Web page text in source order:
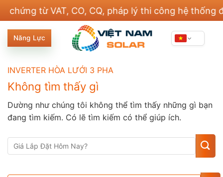
nội
dung
từ VAT, CO, CQ, pháp lý thi công hệ thống điện
Năng Lực
INVERTER HÒA LƯỚI 3 PHA
Không tìm thấy gì
Dường như chúng tôi không thể tìm thấy những gì bạn
đang tìm kiếm. Có lẽ tìm kiếm có thể giúp ích.